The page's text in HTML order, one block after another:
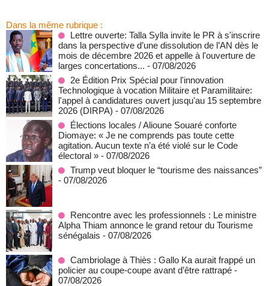
Dans la même rubrique :
Lettre ouverte: Talla Sylla invite le PR à s'inscrire
dans la perspective d’une dissolution de l’AN dès le
mois de décembre 2026 et appelle à l'ouverture de
larges concertations... - 07/08/2026
2e Édition Prix Spécial pour l'innovation
Technologique à vocation Militaire et Paramilitaire:
l'appel à candidatures ouvert jusqu'au 15 septembre
2026 (DIRPA) - 07/08/2026
Élections locales / Alioune Souaré conforte
Diomaye: « Je ne comprends pas toute cette
agitation. Aucun texte n’a été violé sur le Code
électoral » - 07/08/2026
Trump veut bloquer le “tourisme des naissances”
- 07/08/2026
Rencontre avec les professionnels : Le ministre
Alpha Thiam annonce le grand retour du Tourisme
sénégalais - 07/08/2026
Cambriolage à Thiès : Gallo Ka aurait frappé un
policier au coupe-coupe avant d’être rattrapé -
07/08/2026